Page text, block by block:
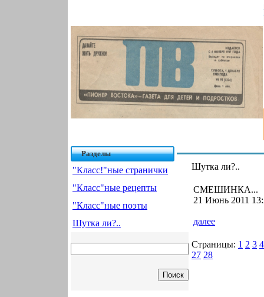
Разделы
"Класс!"ные странички
"Класс"ные рецепты
"Класс"ные поэты
Шутка ли?..
Шутка ли?..
СМЕШИНКА...
21 Июнь 2011
далее
Страницы: 1 2 3 4
27 28